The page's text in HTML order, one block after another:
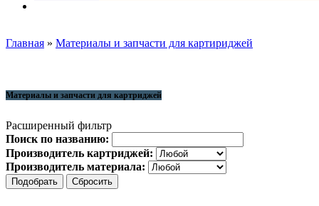
Главная » Материалы и запчасти для картириджей
Материалы и запчасти для картриджей
Расширенный фильтр
Поиск по названию:
Производитель картриджей:
Производитель материала: